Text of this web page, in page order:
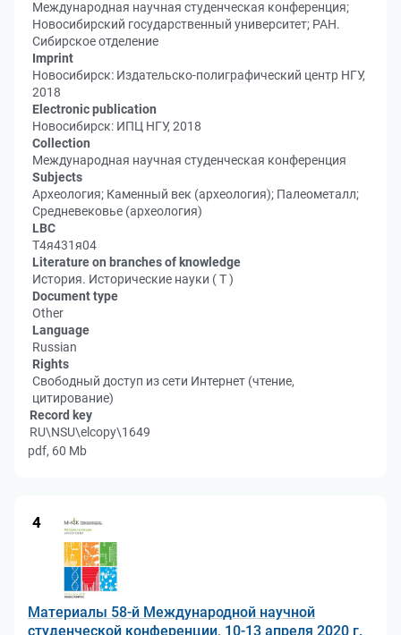
Международная научная студенческая конференция;
Новосибирский государственный университет; РАН.
Сибирское отделение
Imprint
Новосибирск: Издательско-полиграфический центр НГУ,
2018
Electronic publication
Новосибирск: ИПЦ НГУ, 2018
Collection
Международная научная студенческая конференция
Subjects
Археология; Каменный век (археология); Палеометалл;
Средневековье (археология)
LBC
Т4я431я04
Literature on branches of knowledge
История. Исторические науки ( Т )
Document type
Other
Language
Russian
Rights
Свободный доступ из сети Интернет (чтение,
цитирование)
Record key
RU\NSU\elcopy\1649
pdf, 60 Mb
4
Материалы 58-й Международной научной
студенческой конференции, 10-13 апреля 2020 г.